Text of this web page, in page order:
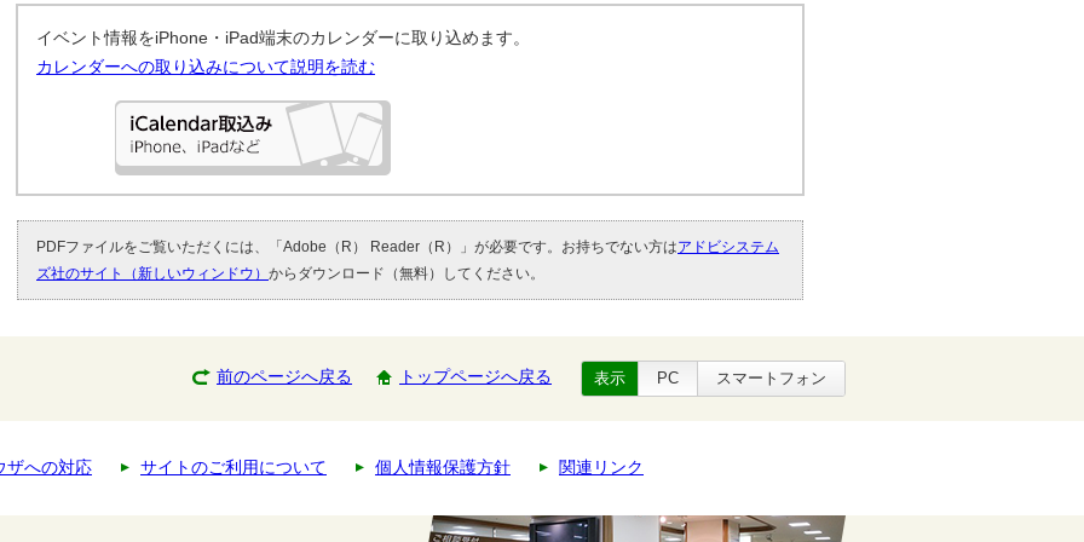
イベント情報をiPhone・iPad端末のカレンダーに取り込めます。
カレンダーへの取り込みについて説明を読む
PDFファイルをご覧いただくには、「Adobe（R） Reader（R）」が必要です。お持ちでない方はアドビシステム
ズ社のサイト（新しいウィンドウ） からダウンロード（無料）してください。
前のページへ戻る トップページへ戻る 表示 PC スマートフォン
ザへの対応 サイトのご利用について 個人情報保護方針 関連リンク